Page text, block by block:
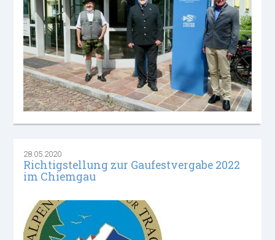
28.05.2020
Richtigstellung zur Gaufestvergabe 2022
im Chiemgau